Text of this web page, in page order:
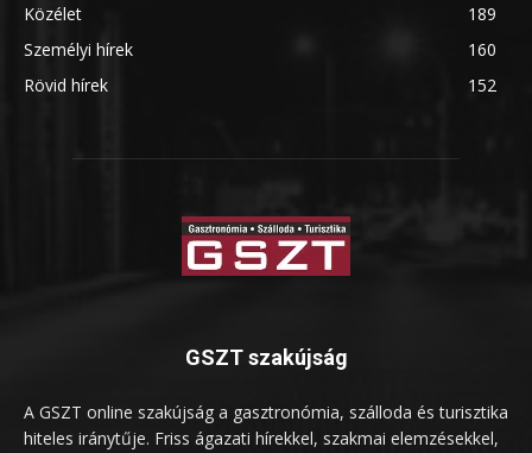
Közélet
189
Személyi hírek
160
Rövid hírek
152
GSZT szakújság
A GSZT online szakújság a gasztronómia, szálloda és turisztika
hiteles iránytűje. Friss ágazati hírekkel, szakmai elemzésekkel,